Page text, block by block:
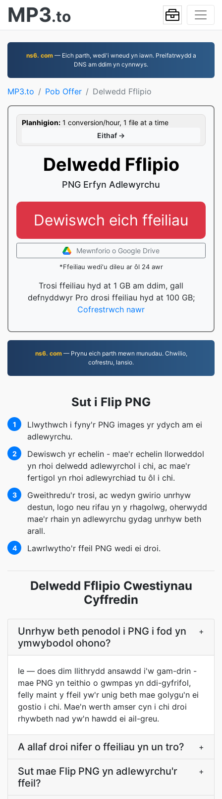
MP3.to
ns6. com— Eich parth, wedi'i wneud yn iawn. Preifatrwydd a
DNS am ddim yn cynnwys.
MP3.to Pob Offer Delwedd Fflipio
Planhigion: 1 conversion/hour, 1 file at a time
Eithaf →
Delwedd Fflipio
PNG Erfyn Adlewyrchu
Dewiswch eich ffeiliau
Mewnforio o Google Drive
*Ffeiliau wedi'u dileu ar ôl 24 awr
Trosi ffeiliau hyd at 1 GB am ddim, gall
defnyddwyr Pro drosi ffeiliau hyd at 100 GB;
Cofrestrwch nawr
ns6. com— Prynu eich parth mewn munudau. Chwilio,
cofrestru, lansio.
Sut i Flip PNG
1
Llwythwch i fyny'r PNG images yr ydych am ei
adlewyrchu.
2
Dewiswch yr echelin - mae'r echelin llorweddol
yn rhoi delwedd adlewyrchol i chi, ac mae'r
fertigol yn rhoi adlewyrchiad tu ôl i chi.
3
Gweithredu'r trosi, ac wedyn gwirio unrhyw
destun, logo neu rifau yn y rhagolwg, oherwydd
mae'r rhain yn adlewyrchu gydag unrhyw beth
arall.
4 Lawrlwytho'r ffeil PNG wedi ei droi.
Delwedd Fflipio Cwestiynau
Cyffredin
Unrhyw beth penodol i PNG i fod yn
ymwybodol ohono?
+
Ie — does dim llithrydd ansawdd i'w gam-drin -
mae PNG yn teithio o gwmpas yn ddi-gyfrifol,
felly maint y ffeil yw'r unig beth mae golygu'n ei
gostio i chi. Mae'n werth amser cyn i chi droi
rhywbeth nad yw'n hawdd ei ail-greu.
A allaf droi nifer o ffeiliau yn un tro? +
Sut mae Flip PNG yn adlewyrchu'r
ffeil?
+